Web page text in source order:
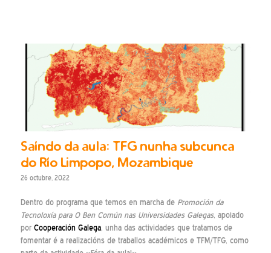
Saíndo da aula: TFG nunha subcunca
do Río Limpopo, Mozambique
26 octubre, 2022
Dentro do programa que temos en marcha de Promoción da
Tecnoloxía para O Ben Común nas Universidades Galegas, apoiado
por Cooperación Galega, unha das actividades que tratamos de
fomentar é a realizacións de traballos académicos e TFM/TFG, como